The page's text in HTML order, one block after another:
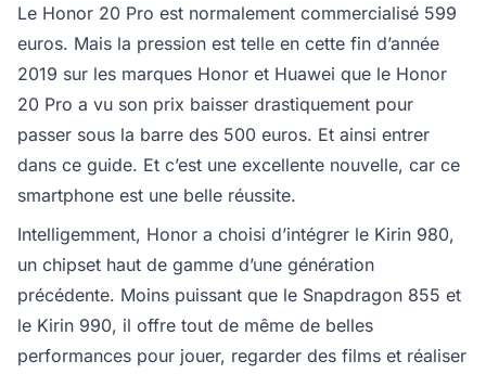
Le Honor 20 Pro est normalement commercialisé 599
euros. Mais la pression est telle en cette fin d’année
2019 sur les marques Honor et Huawei que le Honor
20 Pro a vu son prix baisser drastiquement pour
passer sous la barre des 500 euros. Et ainsi entrer
dans ce guide. Et c’est une excellente nouvelle, car ce
smartphone est une belle réussite.
Intelligemment, Honor a choisi d’intégrer le Kirin 980,
un chipset haut de gamme d’une génération
précédente. Moins puissant que le Snapdragon 855 et
le Kirin 990, il offre tout de même de belles
performances pour jouer, regarder des films et réaliser